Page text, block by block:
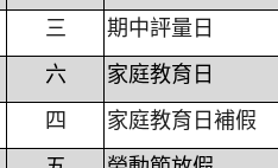
三
期中評量日
六
家庭教育日
四
家庭教育日補假